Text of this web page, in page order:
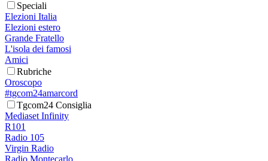
Speciali
Elezioni Italia
Elezioni estero
Grande Fratello
L'isola dei famosi
Amici
Rubriche
Oroscopo
#tgcom24amarcord
Tgcom24 Consiglia
Mediaset Infinity
R101
Radio 105
Virgin Radio
Radio Montecarlo